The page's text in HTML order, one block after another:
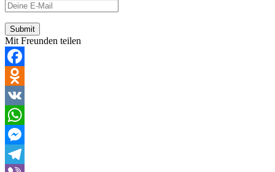
Mit Freunden teilen
Facebook
Odnoklassniki
VK
WhatsApp
Messenger